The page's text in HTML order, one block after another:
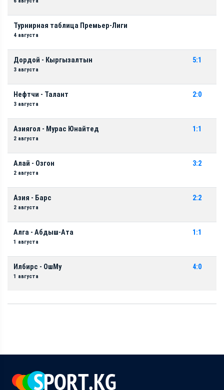
Турнирная таблица Премьер-Лиги
4 августа
Дордой - Кыргызалтын
3 августа
5:1
Нефтчи - Талант
3 августа
2:0
Азиягол - Мурас Юнайтед
2 августа
1:1
Алай - Озгон
2 августа
3:2
Азия - Барс
2 августа
2:2
Алга - Абдыш-Ата
1 августа
1:1
Илбирс - ОшМу
1 августа
4:0